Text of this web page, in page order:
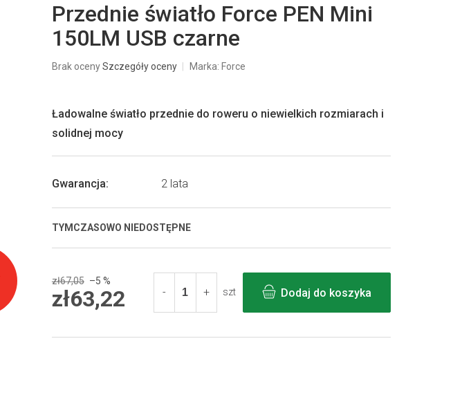
TYMCZASOWO NIEDOSTĘPNE
Gwarancja: 2 lata
Ładowalne światło przednie do roweru o niewielkich rozmiarach i
solidnej mocy
Przednie światło Force PEN Mini
150LM USB czarne
Średnia
0,0
5
Brak ocenySzczegóły oceny Marka: Force
zł67,05 –5 %
zł63,22 szt Dodaj do koszyka